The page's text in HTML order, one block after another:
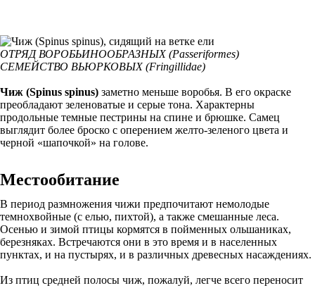
ОТРЯД ВОРОБЬИНООБРАЗНЫХ (Passeriformes)
СЕМЕЙСТВО ВЬЮРКОВЫХ (Fringillidae)
Чиж (Spinus spinus) заметно меньше воробья. В его окраске
преобладают зеленоватые и серые тона. Характерны
продольные темные пестрины на спине и брюшке. Самец
выглядит более броско с оперением желто-зеленого цвета и
черной «шапочкой» на голове.
Местообитание
В период размножения чижи предпочитают немолодые
темнохвойные (с елью, пихтой), а также смешанные леса.
Осенью и зимой птицы кормятся в пойменных ольшаниках,
березняках. Встречаются они в это время и в населенных
пунктах, и на пустырях, и в различных древесных насаждениях.
Из птиц средней полосы чиж, пожалуй, легче всего переносит